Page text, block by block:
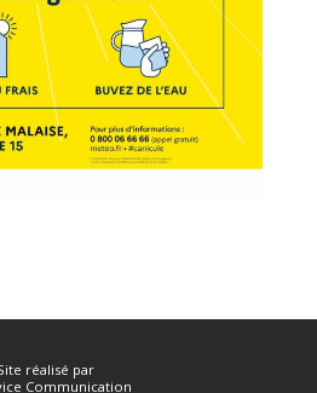
réalisé par
Communication